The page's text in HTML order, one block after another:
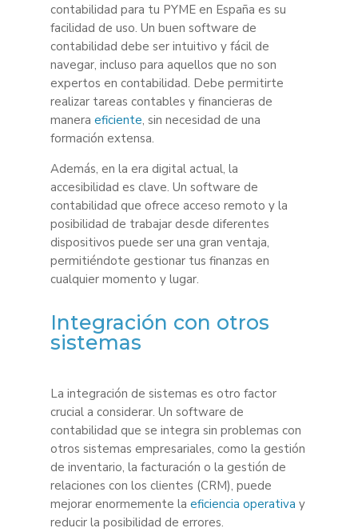
contabilidad para tu PYME en España es su
facilidad de uso. Un buen software de
contabilidad debe ser intuitivo y fácil de
navegar, incluso para aquellos que no son
expertos en contabilidad. Debe permitirte
realizar tareas contables y financieras de
manera eficiente, sin necesidad de una
formación extensa.
Además, en la era digital actual, la
accesibilidad es clave. Un software de
contabilidad que ofrece acceso remoto y la
posibilidad de trabajar desde diferentes
dispositivos puede ser una gran ventaja,
permitiéndote gestionar tus finanzas en
cualquier momento y lugar.
Integración con otros
sistemas
La integración de sistemas es otro factor
crucial a considerar. Un software de
contabilidad que se integra sin problemas con
otros sistemas empresariales, como la gestión
de inventario, la facturación o la gestión de
relaciones con los clientes (CRM), puede
mejorar enormemente la eficiencia operativa y
reducir la posibilidad de errores.